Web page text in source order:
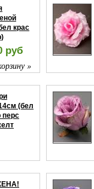
крас
руб
»
(бел
перс
»